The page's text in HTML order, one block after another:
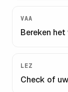
VAA
Bereken
LEZ
Check of uw